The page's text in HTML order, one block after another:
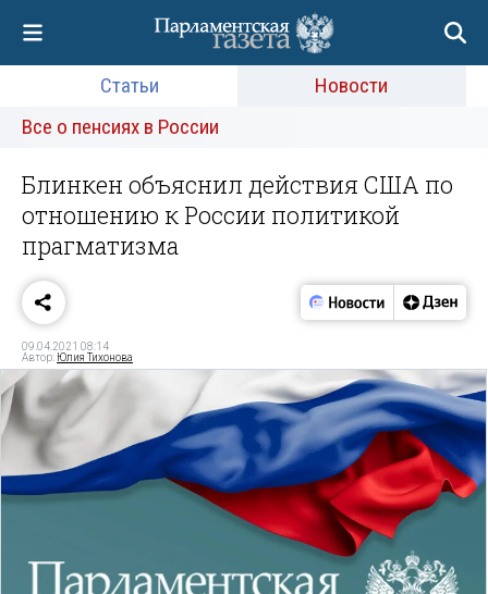
Статьи
Новости
Все о пенсиях в России
Блинкен объяснил действия США по
отношению к России политикой
прагматизма
09.04.2021 08:14
Автор: Юлия Тихонова